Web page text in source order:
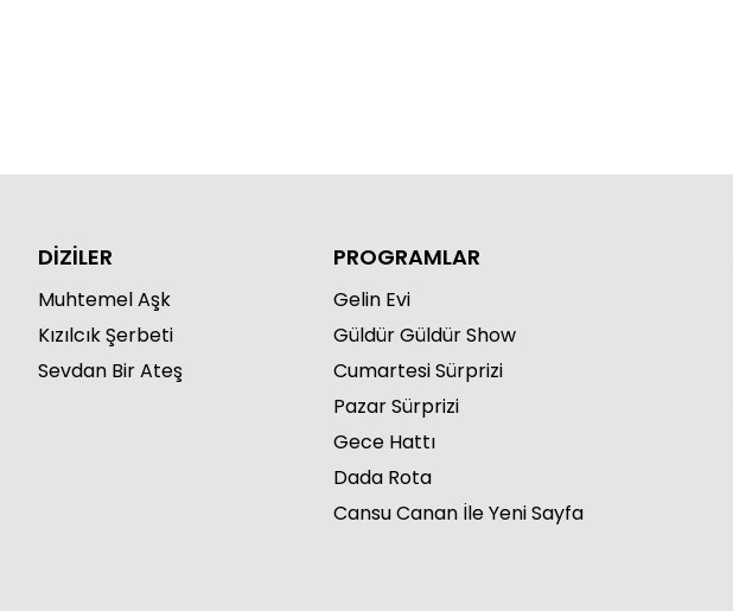
DİZİLER
Muhtemel Aşk
Kızılcık Şerbeti
Sevdan Bir Ateş
PROGRAMLAR
Gelin Evi
Güldür Güldür Show
Cumartesi Sürprizi
Pazar Sürprizi
Gece Hattı
Dada Rota
Cansu Canan İle Yeni Sayfa